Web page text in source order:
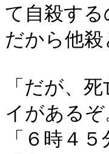
て自殺する
だから他
「だが、
イがある
「６時４